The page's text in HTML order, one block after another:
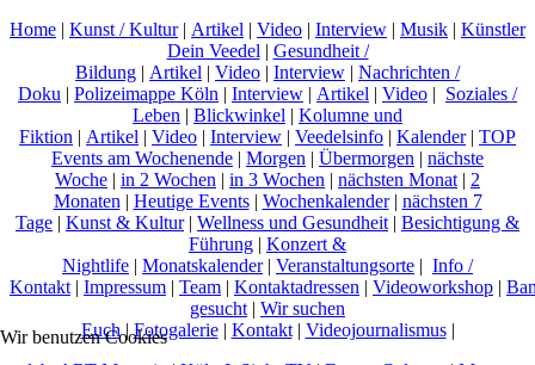
Home | Kunst / Kultur| Artikel | Video | Interview | Musik | Künstler
Dein Veedel | Gesundheit /
Bildung | Artikel | Video | Interview | Nachrichten /
Doku | Polizeimappe Köln | Interview | Artikel | Video | Soziales /
Leben | Blickwinkel | Kolumne und
Fiktion | Artikel | Video | Interview | Veedelsinfo | Kalender| TOP
Events am Wochenende | Morgen | Übermorgen | nächste
Woche | in 2 Wochen | in 3 Wochen | nächsten Monat | 2
Monaten | Heutige Events| Wochenkalender| nächsten 7
Tage | Kunst & Kultur| Wellness und Gesundheit | Besichtigung &
Führung | Konzert &
Nightlife | Monatskalender| Veranstaltungsorte | Info /
Kontakt | Impressum | Team | Kontaktadressen | Videoworkshop |
gesucht | Wir suchen
Euch|Fotogalerie| Kontakt| Videojournalismus|
Wir benutzen Cookies